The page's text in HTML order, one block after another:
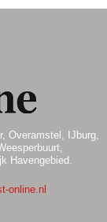
Overamstel, IJburg,
Havengebied.
online.nl